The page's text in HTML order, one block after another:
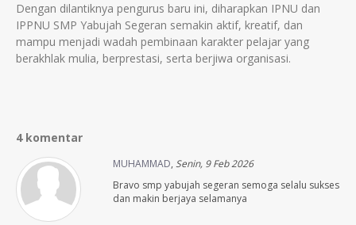
Dengan dilantiknya pengurus baru ini, diharapkan IPNU dan
IPPNU SMP Yabujah Segeran semakin aktif, kreatif, dan
mampu menjadi wadah pembinaan karakter pelajar yang
berakhlak mulia, berprestasi, serta berjiwa organisasi.
4 komentar
MUHAMMAD, Senin, 9 Feb 2026
Bravo smp yabujah segeran semoga selalu sukses
dan makin berjaya selamanya